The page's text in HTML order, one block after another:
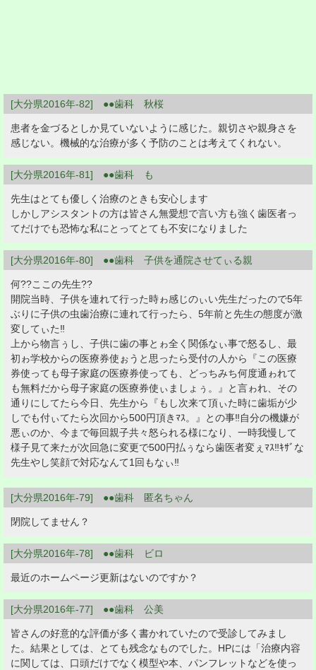
[大分県2016年-82] ●●歯科 秋桜
患者を金づるとしか見ていないように感じた。親切さや親身さを
感じない。機械的な治療が多く予防のことは考えてくれない。
[大分県2016年-81] ●●歯科 も
先生はとても優しく治療のときも安心します
しかしアシスタントの方は皆さん無愛想で言い方も強く歯医者っ
てだけでも恐怖な私にとってとても不安になりました
[大分県2016年-80] ●●歯科 子供を通院させてぃる親
何??ここの先生??
開院当時、子供を連れて行った時ゎ感じのぃい先生だったので5年
ぶりに子供の虫歯治療に連れて行ったら、5年前と先生の態度が激
変してぃた‼
上から物言ぅし、子供に歯の事とゎ全く関係なぃ事で怒るし、最
初ゎ学校からの医療券使ぉうと思ったら受付の人から『この医療
券使っても母子家庭の医療券使っても、どっちみち何度通ゎれて
も無料だから母子家庭の医療券使ぃましょぅ。』と言ゎれ、その
通りにしてたら今日、先生から『もし次来て頂ぃた時に歯垢が少
しでも付ぃてたら次回から500円頂きﾏｽ。』との事‼自分の機嫌が
悪ぃのか、今まで毎回親子共々怒られる様になり、一時我慢して
様子見て来たが次回急に変更で500円払ぅなら歯医者変ぇﾏｽ‼ｷｻﾞな
先生やし笑顔で対応なんて1回もなぃ‼
[大分県2016年-79] ●●歯科 匿名ちゃん
閉院してません？
[大分県2016年-78] ●●歯科 ビロ
最近のホームページ更新はないのですか？
[大分県2016年-77] ●●歯科 公美
皆さんの好意的な評価が多く書かれていたので受診してみまし
た。結果としては、とても残念なものでした。HPには「治療内容
に関しては、口頭だけでなく模型や本、パンフレットなどを使っ